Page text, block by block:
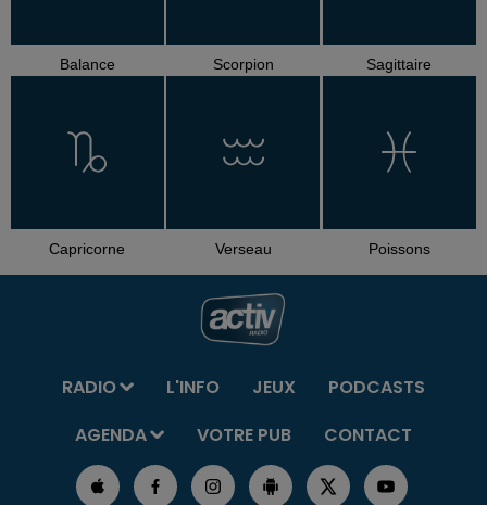
Balance Scorpion Sagittaire
Capricorne Verseau Poissons
RADIO L'INFO JEUX
PODCASTS
AGENDA
VOTRE PUB CONTACT